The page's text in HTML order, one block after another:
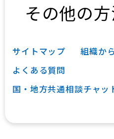
その他の
サイトマップ
組織か
よくある質問
国・地方共通相談チャッ